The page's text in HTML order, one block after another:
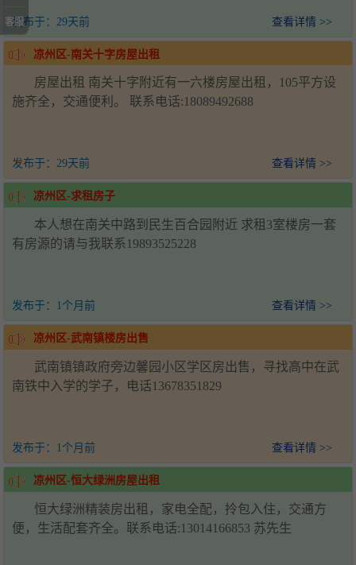
发布于： 29天前 查看详情 >>
凉州区-南关十字房屋出租
房屋出租 南关十字附近有一六楼房屋出租，105平方设
施齐全，交通便利。 联系电话:18089492688
发布于： 29天前 查看详情 >>
凉州区-求租房子
本人想在南关中路到民生百合园附近 求租3室楼房一套
有房源的请与我联系19893525228
发布于： 1个月前 查看详情 >>
凉州区-武南镇楼房出售
武南镇镇政府旁边馨园小区学区房出售，寻找高中在武
南铁中入学的学子，电话13678351829
发布于： 1个月前 查看详情 >>
凉州区-恒大绿洲房屋出租
恒大绿洲精装房出租，家电全配，拎包入住，交通方
便，生活配套齐全。联系电话:13014166853 苏先生
客服